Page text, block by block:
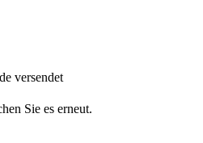
versendet
Sie es erneut.